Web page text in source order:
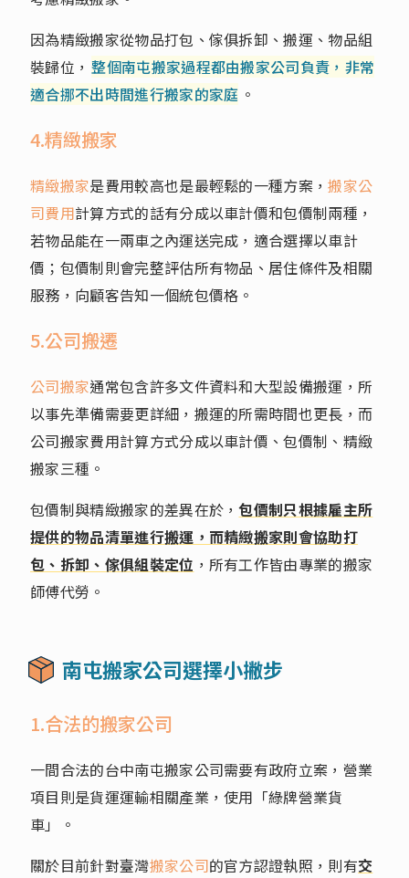
因為精緻搬家從物品打包、傢俱拆卸、搬運、物品組
裝歸位， 整個南屯搬家過程都由搬家公司負責，非常
適合挪不出時間進行搬家的家庭 。
4.精緻搬家
精緻搬家是費用較高也是最輕鬆的一種方案，搬家公
司費用計算方式的話有分成以車計價和包價制兩種，
若物品能在一兩車之內運送完成，適合選擇以車計
價；包價制則會完整評估所有物品、居住條件及相關
服務，向顧客告知一個統包價格。
5.公司搬遷
公司搬家通常包含許多文件資料和大型設備搬運，所
以事先準備需要更詳細，搬運的所需時間也更長，而
公司搬家費用計算方式分成以車計價、包價制、精緻
搬家三種。
包價制與精緻搬家的差異在於，包價制只根據雇主所
提供的物品清單進行搬運，而精緻搬家則會協助打
包、拆卸、傢俱組裝定位 ，所有工作皆由專業的搬家
師傅代勞。
南屯搬家公司選擇小撇步
1.合法的搬家公司
一間合法的台中南屯搬家公司需要有政府立案，營業
項目則是貨運運輸相關產業，使用「綠牌營業貨
車」。
關於目前針對臺灣搬家公司的官方認證執照，則有交